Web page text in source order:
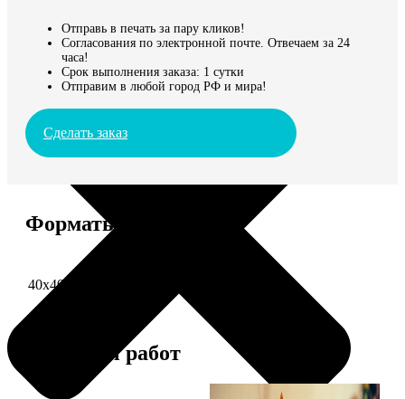
Отправь в печать за пару кликов!
Согласования по электронной почте. Отвечаем за 24
часа!
Срок выполнения заказа: 1 сутки
Отправим в любой город РФ и мира!
Сделать заказ
Форматы и цены
40х40 односторонняя печать
Примеры работ